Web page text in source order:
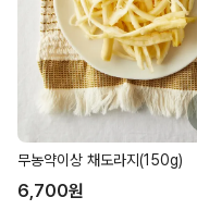
무농약이상 채도라지(150g)
6,700원